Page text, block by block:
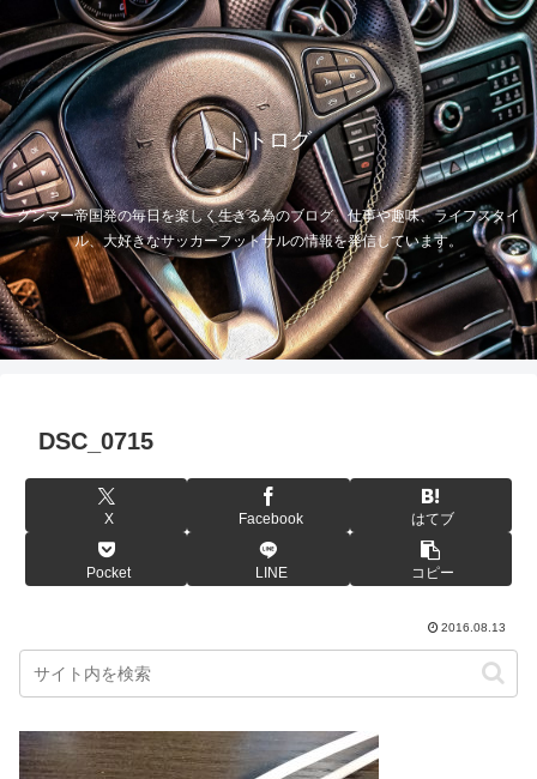
トトログ
グンマー帝国発の毎日を楽しく生きる為のブログ。仕事や趣味、ライフスタイ
ル、大好きなサッカーフットサルの情報を発信しています。
DSC_0715
X Facebook はてブ
Pocket LINE コピー
2016.08.13